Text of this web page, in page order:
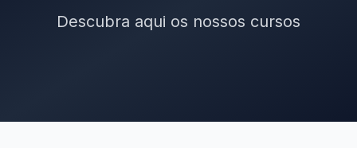
Descubra aqui os nossos cursos